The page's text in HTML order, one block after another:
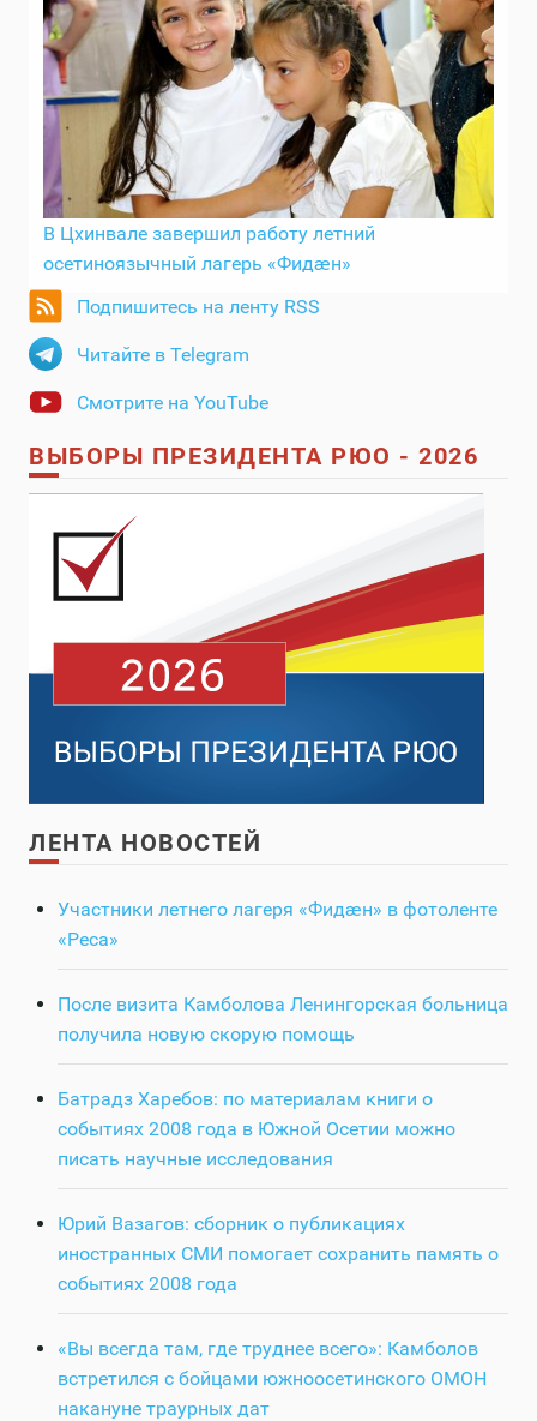
В Цхинвале завершил работу летний
осетиноязычный лагерь «Фидӕн»
Подпишитесь на ленту RSS
Читайте в Telegram
Смотрите на YouTube
ВЫБОРЫ ПРЕЗИДЕНТА РЮО - 2026
ЛЕНТА НОВОСТЕЙ
Участники летнего лагеря «Фидӕн» в фотоленте
«Реса»
После визита Камболова Ленингорская больница
получила новую скорую помощь
Батрадз Харебов: по материалам книги о
событиях 2008 года в Южной Осетии можно
писать научные исследования
Юрий Вазагов: сборник о публикациях
иностранных СМИ помогает сохранить память о
событиях 2008 года
«Вы всегда там, где труднее всего»: Камболов
встретился с бойцами южноосетинского ОМОН
накануне траурных дат